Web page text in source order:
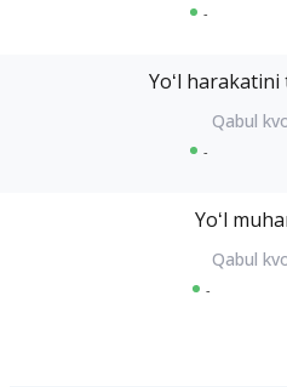
-
Yoʻl
-
Yoʻl
-